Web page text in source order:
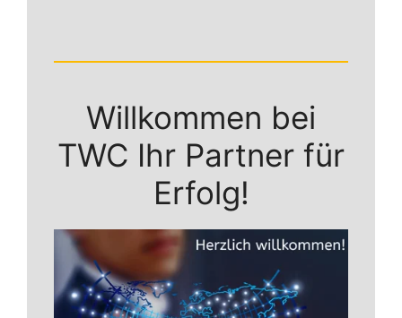
Willkommen bei
TWC Ihr Partner für
Erfolg!